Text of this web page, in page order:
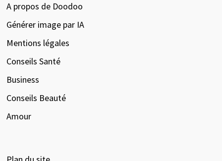
A propos de Doodoo
Générer image par IA
Mentions légales
Conseils Santé
Business
Conseils Beauté
Amour